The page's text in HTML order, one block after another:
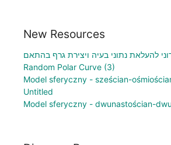
New Resources
להעלאת נתוני בעיה ויצירת גרף בהתאם
Random Polar Curve (3)
Model sferyczny - sześcian-
Untitled
Model sferyczny - dwunastościan-